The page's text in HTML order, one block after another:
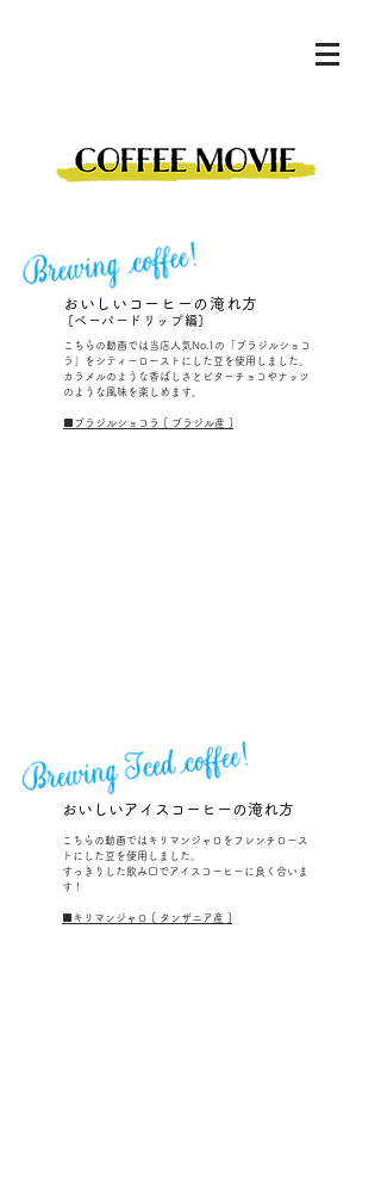
おいしいコーヒーの淹れ方
​ [ペーパードリップ編]
こちらの動画では当店人気No.1の「ブラジルショコ
ラ」をシティーローストにした豆を使用しました。
カラメルのような香ばしさとビターチョコやナッツ
のような風味を楽しめます。
■ブラジルショコラ [ ブラジル産 ]
おいしいアイスコーヒーの淹れ方
こちらの動画ではキリマンジャロをフレンチロース
トにした豆を使用しました。
​すっきりした飲み口でアイスコーヒーに良く合いま
す！
■キリマンジャロ [ タンザニア産 ]